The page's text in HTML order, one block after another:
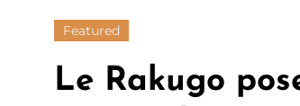
Featured
Le Rakugo